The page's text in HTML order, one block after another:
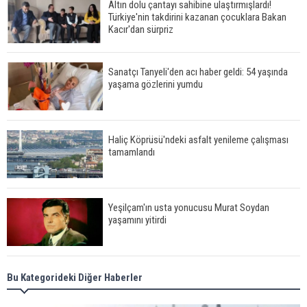
Altın dolu çantayı sahibine ulaştırmışlardı!
Türkiye'nin takdirini kazanan çocuklara Bakan
Kacır'dan sürpriz
Sanatçı Tanyeli'den acı haber geldi: 54 yaşında
yaşama gözlerini yumdu
Haliç Köprüsü'ndeki asfalt yenileme çalışması
tamamlandı
Yeşilçam'ın usta yonucusu Murat Soydan
yaşamını yitirdi
Meral Akşener ile Müsavat Dervişoğlu cenazede
görüntülendi
Bu Kategorideki Diğer Haberler